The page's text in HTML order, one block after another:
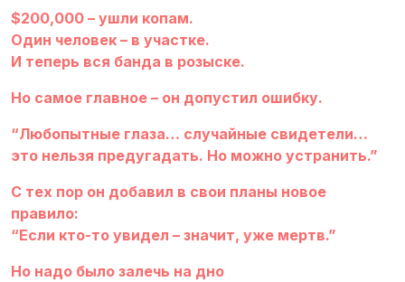
$200,000 – ушли копам.
Один человек – в участке.
И теперь вся банда в розыске.
Но самое главное – он допустил ошибку.
“Любопытные глаза… случайные свидетели…
это нельзя предугадать. Но можно устранить.”
С тех пор он добавил в свои планы новое
правило:
“Если кто-то увидел – значит, уже мертв.”
Но надо было залечь на дно